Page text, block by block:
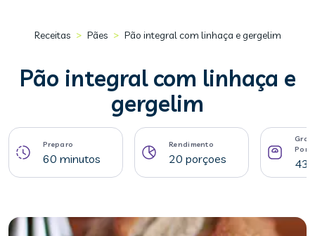
Receitas > Pães > Pão integral com linhaça e gergelim
Pão integral com linhaça e
gergelim
Preparo
60 minutos
Rendimento
20 porçoes 43